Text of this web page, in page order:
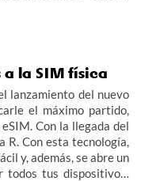
a la SIM física
lanzamiento del nuevo
el máximo partido,
Con la llegada del
Con esta tecnología,
y, además, se abre un
tus dispositivos: